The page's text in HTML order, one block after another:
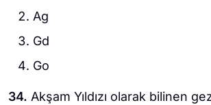
Ag
Gd
Go
34. Akşam Yıldızı olarak bilinen